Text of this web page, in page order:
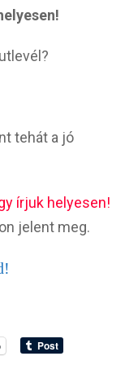
tehát a jó
írjuk helyesen!
jelent meg.